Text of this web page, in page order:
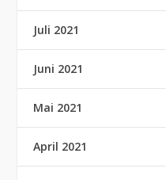
Juli 2021
Juni 2021
Mai 2021
April 2021